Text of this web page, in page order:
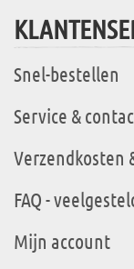
Snel-bestellen
Service &
Verzendkosten
FAQ -
Mijn account